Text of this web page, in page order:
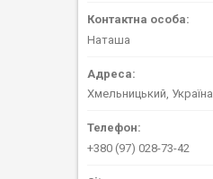
Наташа
Хмельницький, Україна
+380 (97) 028-73-42